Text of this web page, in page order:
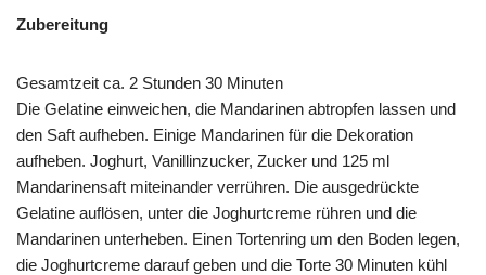
Zubereitung
Gesamtzeit ca. 2 Stunden 30 Minuten
Die Gelatine einweichen, die Mandarinen abtropfen lassen und
den Saft aufheben. Einige Mandarinen für die Dekoration
aufheben. Joghurt, Vanillinzucker, Zucker und 125 ml
Mandarinensaft miteinander verrühren. Die ausgedrückte
Gelatine auflösen, unter die Joghurtcreme rühren und die
Mandarinen unterheben. Einen Tortenring um den Boden legen,
die Joghurtcreme darauf geben und die Torte 30 Minuten kühl